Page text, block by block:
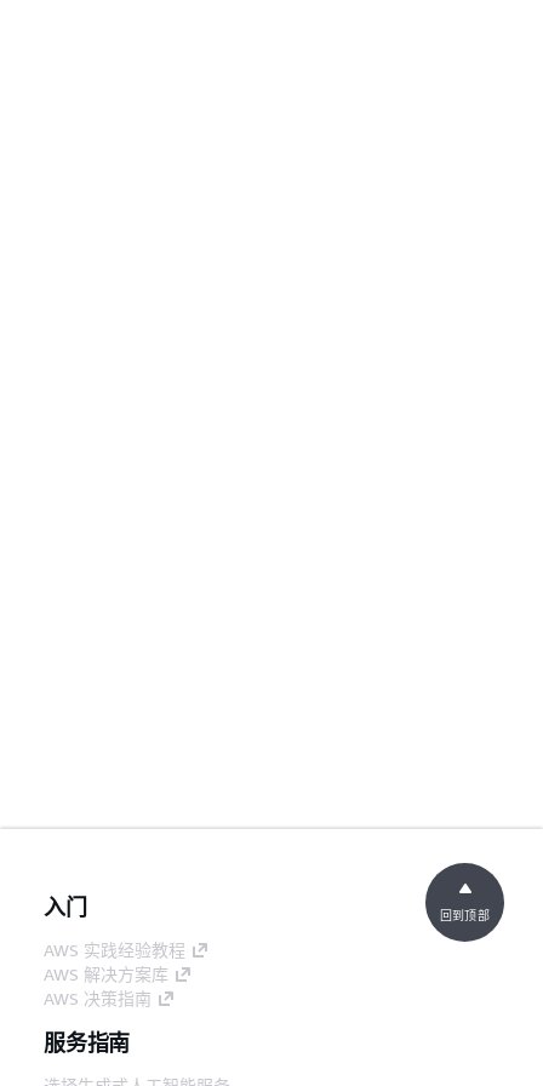
入门
AWS 实践经验教程
AWS 解决方案库
AWS 决策指南
服务指南
回到顶部